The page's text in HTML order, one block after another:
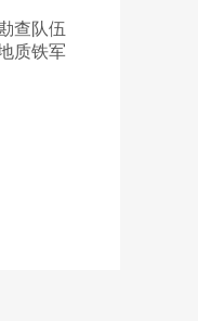
查队伍
质铁军